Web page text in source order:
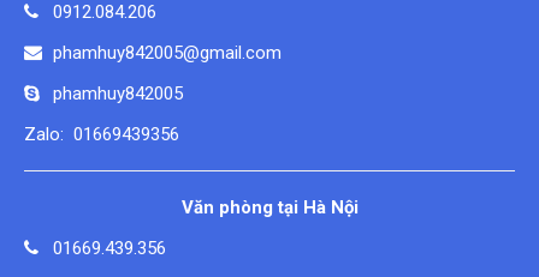
0912.084.206
phamhuy842005@gmail.com
phamhuy842005
Zalo: 01669439356
Văn phòng tại Hà Nội
01669.439.356